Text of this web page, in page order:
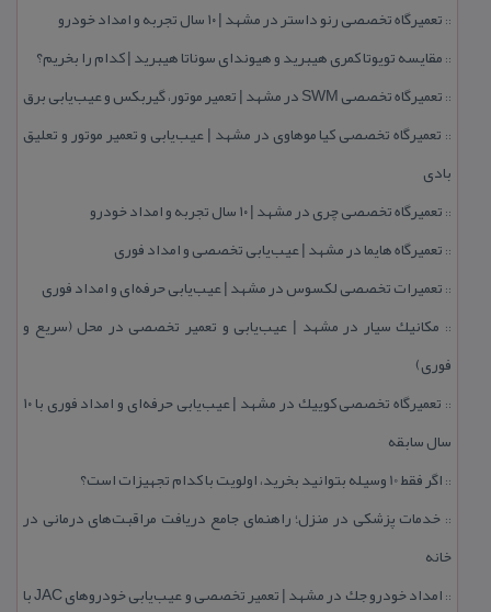
:: تعمیرگاه تخصصی رنو داستر در مشهد | ۱۰ سال تجربه و امداد خودرو
:: مقایسه تویوتا كمری هیبرید و هیوندای سوناتا هیبرید | كدام را بخریم؟
:: تعمیرگاه تخصصی SWM در مشهد | تعمیر موتور، گیربكس و عیب‌یابی برق
:: تعمیرگاه تخصصی كیا موهاوی در مشهد | عیب‌یابی و تعمیر موتور و تعلیق
بادی
:: تعمیرگاه تخصصی چری در مشهد | ۱۰ سال تجربه و امداد خودرو
:: تعمیرگاه هایما در مشهد | عیب‌یابی تخصصی و امداد فوری
:: تعمیرات تخصصی لكسوس در مشهد | عیب‌یابی حرفه‌ای و امداد فوری
:: مكانیك سیار در مشهد | عیب‌یابی و تعمیر تخصصی در محل (سریع و
فوری)
::
تعمیرگاه تخصصی كوییك در مشهد | عیب‌یابی حرفه‌ای و امداد فوری با ۱۰
سال سابقه
:: اگر فقط 10 وسیله بتوانید بخرید، اولویت با كدام تجهیزات است؟
:: خدمات پزشكی در منزل؛ راهنمای جامع دریافت مراقبت‌های درمانی در
خانه
::
امداد خودرو جك در مشهد | تعمیر تخصصی و عیب‌یابی خودروهای JAC با